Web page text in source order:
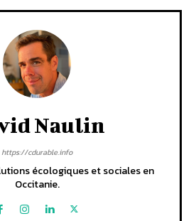
Naulin
https://cdurable.info
écologiques et sociales en
Occitanie.